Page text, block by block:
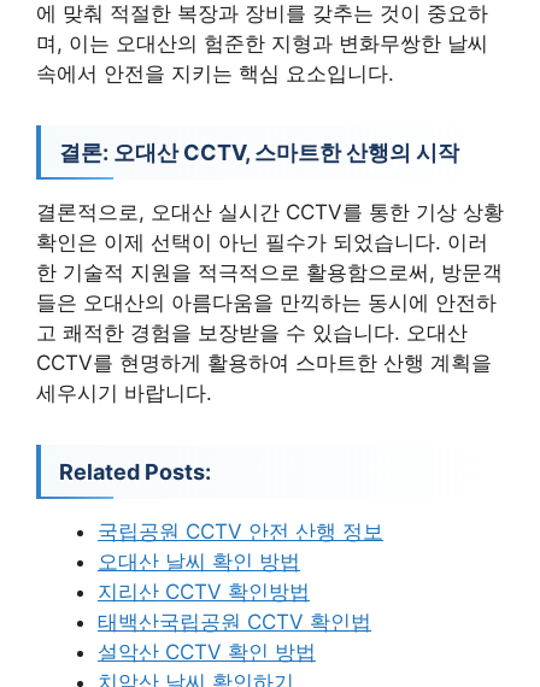
에 맞춰 적절한 복장과 장비를 갖추는 것이 중요하
며, 이는 오대산의 험준한 지형과 변화무쌍한 날씨
속에서 안전을 지키는 핵심 요소입니다.
결론: 오대산 CCTV, 스마트한 산행의 시작
결론적으로, 오대산 실시간 CCTV를 통한 기상 상황
확인은 이제 선택이 아닌 필수가 되었습니다. 이러
한 기술적 지원을 적극적으로 활용함으로써, 방문객
들은 오대산의 아름다움을 만끽하는 동시에 안전하
고 쾌적한 경험을 보장받을 수 있습니다. 오대산
CCTV를 현명하게 활용하여 스마트한 산행 계획을
세우시기 바랍니다.
Related Posts:
국립공원 CCTV 안전 산행 정보
오대산 날씨 확인 방법
지리산 CCTV 확인방법
태백산국립공원 CCTV 확인법
설악산 CCTV 확인 방법
치악산 날씨 확인하기